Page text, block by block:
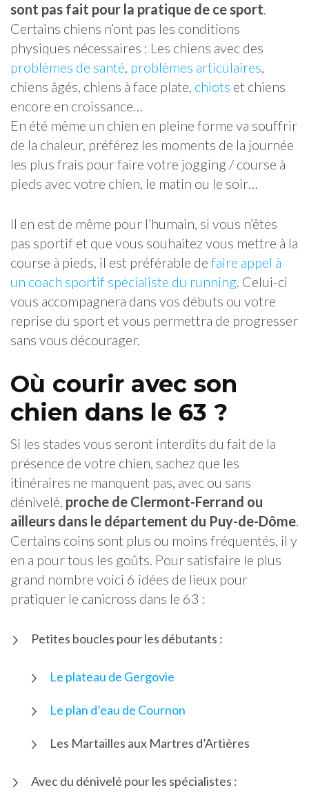
sont pas fait pour la pratique de ce sport.
Certains chiens n’ont pas les conditions
physiques nécessaires : Les chiens avec des
problèmes de santé, problèmes articulaires,
chiens âgés, chiens à face plate, chiots et chiens
encore en croissance…
En été même un chien en pleine forme va souffrir
de la chaleur, préférez les moments de la journée
les plus frais pour faire votre jogging / course à
pieds avec votre chien, le matin ou le soir…
Il en est de même pour l’humain, si vous n’êtes
pas sportif et que vous souhaitez vous mettre à la
course à pieds, il est préférable de faire appel à
un coach sportif spécialiste du running. Celui-ci
vous accompagnera dans vos débuts ou votre
reprise du sport et vous permettra de progresser
sans vous décourager.
Où courir avec son
chien dans le 63 ?
Si les stades vous seront interdits du fait de la
présence de votre chien, sachez que les
itinéraires ne manquent pas, avec ou sans
dénivelé, proche de Clermont-Ferrand ou
ailleurs dans le département du Puy-de-Dôme.
Certains coins sont plus ou moins fréquentés, il y
en a pour tous les goûts. Pour satisfaire le plus
grand nombre voici 6 idées de lieux pour
pratiquer le canicross dans le 63 :
Petites boucles pour les débutants :
Le plateau de Gergovie
Le plan d’eau de Cournon
Les Martailles aux Martres d’Artières
Avec du dénivelé pour les spécialistes :